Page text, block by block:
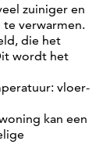
zuiniger en
verwarmen.
die het
wordt het
vloer-
kan een